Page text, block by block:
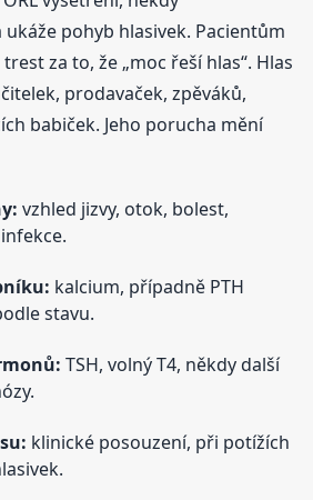
pohyb hlasivek. Pacientům
za to, že „moc řeší hlas“. Hlas
prodavaček, zpěváků,
babiček. Jeho porucha mění
vzhled jizvy, otok, bolest,
kalcium, případně PTH
stavu.
TSH, volný T4, někdy další
klinické posouzení, při potížích